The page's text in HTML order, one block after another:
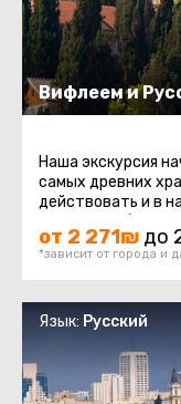
Вифлеем и
Наша экскурсия
самых древних
действовать и в
от 2 271₪ до
*зависит от города и
Язык: Русский